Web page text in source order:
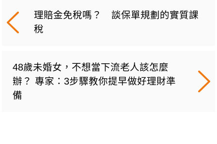
理賠金免稅嗎？ 談保單規劃的實質課
稅
48歲未婚女，不想當下流老人該怎麼
辦？ 專家：3步驟教你提早做好理財準
備